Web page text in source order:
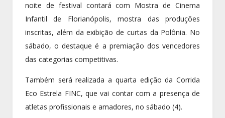
noite de festival contará com Mostra de Cinema
Infantil de Florianópolis, mostra das produções
inscritas, além da exibição de curtas da Polônia. No
sábado, o destaque é a premiação dos vencedores
das categorias competitivas.
Também será realizada a quarta edição da Corrida
Eco Estrela FINC, que vai contar com a presença de
atletas profissionais e amadores, no sábado (4).